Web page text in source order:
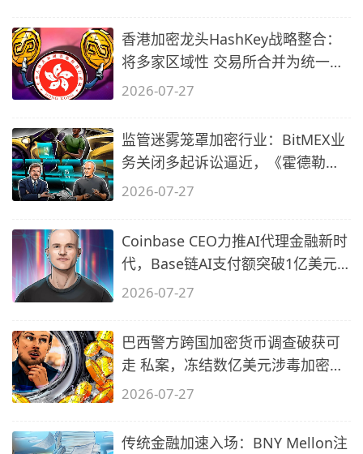
香港加密龙头HashKey战略整合：
将多家区域性 交易所合并为统一平
台加速
2026-07-27
监管迷雾笼罩加密行业：BitMEX业
务关闭多起诉讼逼近，《霍德勒文
摘》7
2026-07-27
Coinbase CEO力推AI代理金融新时
代，Base链AI支付额突破1亿美元
大关
2026-07-27
巴西警方跨国加密货币调查破获可
走 私案，冻结数亿美元涉毒加密资
产
2026-07-27
传统金融加速入场：BNY Mellon注